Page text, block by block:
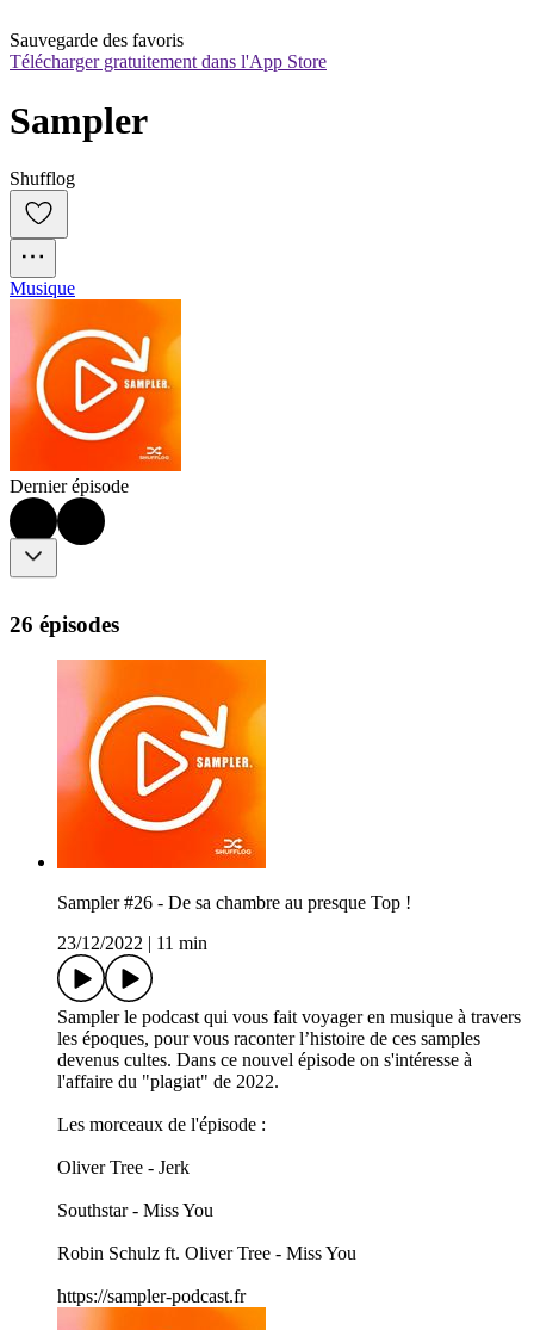
Sauvegarde des favoris
Télécharger gratuitement dans l'App Store
Sampler
Shufflog
Musique
Dernier épisode
26 épisodes
Sampler #26 - De sa chambre au presque Top !
23/12/2022
11 min
Sampler le podcast qui vous fait voyager en musique à travers
les époques, pour vous raconter l’histoire de ces samples
devenus cultes. Dans ce nouvel épisode on s'intéresse à
l'affaire du "plagiat" de 2022.
Les morceaux de l'épisode :
Oliver Tree - Jerk
Southstar - Miss You
Robin Schulz ft. Oliver Tree - Miss You
https://sampler-podcast.fr